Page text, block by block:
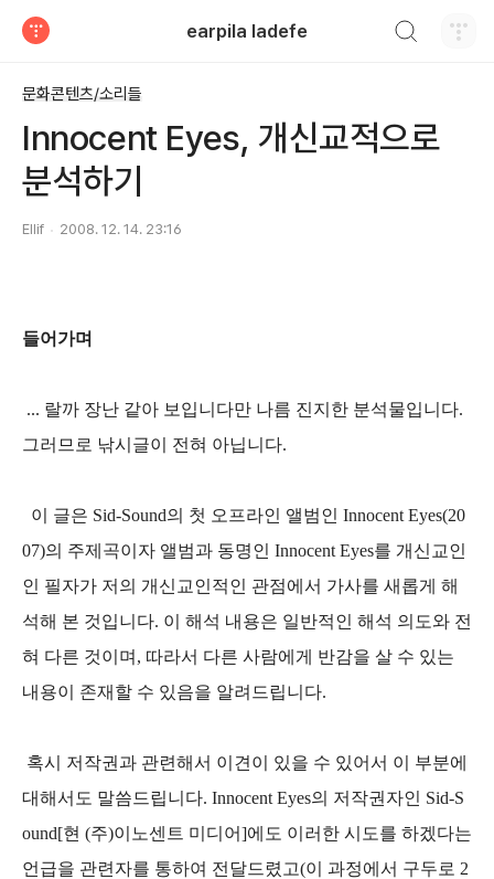
earpila ladefe
문화콘텐츠/소리들
Innocent Eyes, 개신교적으로
분석하기
Ellif 2008. 12. 14. 23:16
들어가며
... 랄까 장난 같아 보입니다만 나름 진지한 분석물입니다.
그러므로 낚시글이 전혀 아닙니다.
이 글은 Sid-Sound의 첫 오프라인 앨범인 Innocent Eyes(20
07)의 주제곡이자 앨범과 동명인 Innocent Eyes를 개신교인
인 필자가 저의 개신교인적인 관점에서 가사를 새롭게 해
석해 본 것입니다. 이 해석 내용은 일반적인 해석 의도와 전
혀 다른 것이며, 따라서 다른 사람에게 반감을 살 수 있는
내용이 존재할 수 있음을 알려드립니다.
혹시 저작권과 관련해서 이견이 있을 수 있어서 이 부분에
대해서도 말씀드립니다. Innocent Eyes의 저작권자인 Sid-S
ound[현 (주)이노센트 미디어]에도 이러한 시도를 하겠다는
언급을 관련자를 통하여 전달드렸고(이 과정에서 구두로 2